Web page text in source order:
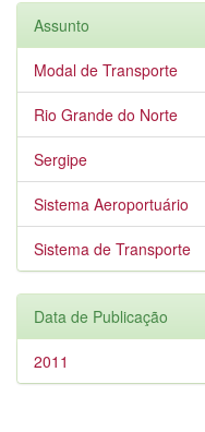
Assunto
Modal de Transporte
Rio Grande do Norte
Sergipe
Sistema Aeroportuário
Sistema de Transporte
Data de Publicação
2011